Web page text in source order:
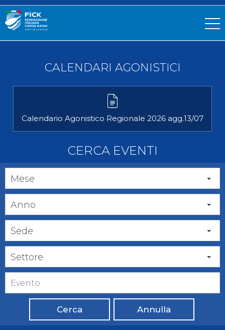
CALENDARI AGONISTICI
Calendario Agonistico Regionale 2026 agg.13/07
CERCA EVENTI
Mese
Anno
Sede
Settore
Cerca Annulla